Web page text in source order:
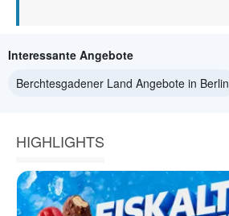
Interessante Angebote
Berchtesgadener Land Angebote in Berlin
HIGHLIGHTS